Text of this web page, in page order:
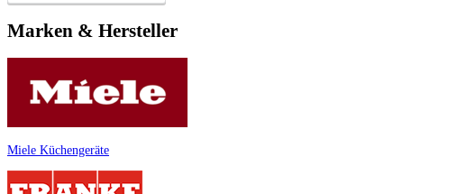
Marken & Hersteller
Miele Küchengeräte